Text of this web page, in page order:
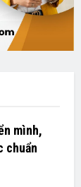
mình,
chuẩn